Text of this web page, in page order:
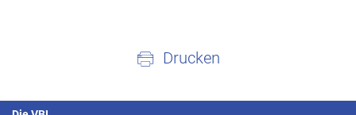
Drucken